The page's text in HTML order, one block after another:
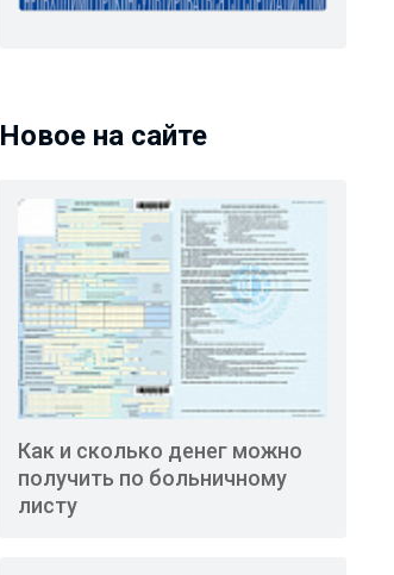
Новое на сайте
Как и сколько денег можно
получить по больничному
листу